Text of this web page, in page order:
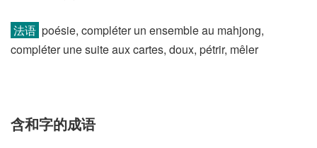
法语 poésie, compléter un ensemble au mahjong,
compléter une suite aux cartes, doux, pétrir, mêler
含和字的成语